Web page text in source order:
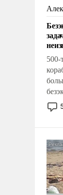
нет,
и ее